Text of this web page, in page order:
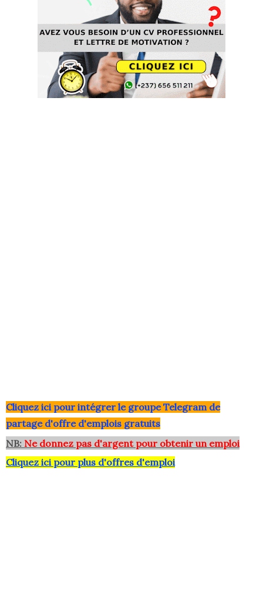
Cliquez ici pour intégrer le groupe Telegram de
partage d'offre d'emplois gratuits
NB: Ne donnez pas d'argent pour obtenir un emploi
Cliquez ici pour plus d'offres d'emploi